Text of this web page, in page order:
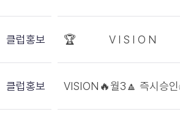
클럽홍보 🏆 V I S I O
클럽홍보 VISION🔥월3🔼 즉시승